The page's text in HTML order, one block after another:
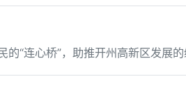
“连心桥”，助推开州高新区发展的